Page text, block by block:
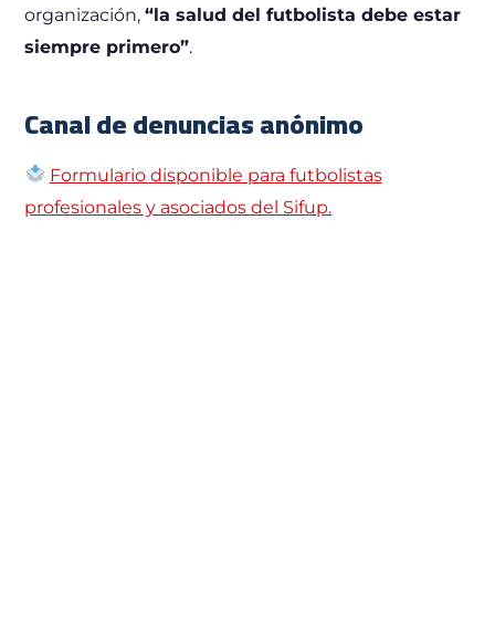
organización,“la salud del futbolista debe estar
siempre primero”.
Canal de denuncias anónimo
Formulario disponible para futbolistas
profesionales y asociados del Sifup.